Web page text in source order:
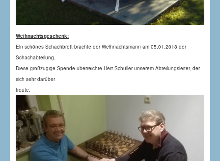
Weihnachtsgeschenk:
Ein schönes Schachbrett brachte der Weihnachtsmann am 05.01.2018 der
Schachabteilung.
Diese großzügige Spende überreichte Herr Schuller unserem Abteilungsleiter, der
sich sehr darüber
freute.